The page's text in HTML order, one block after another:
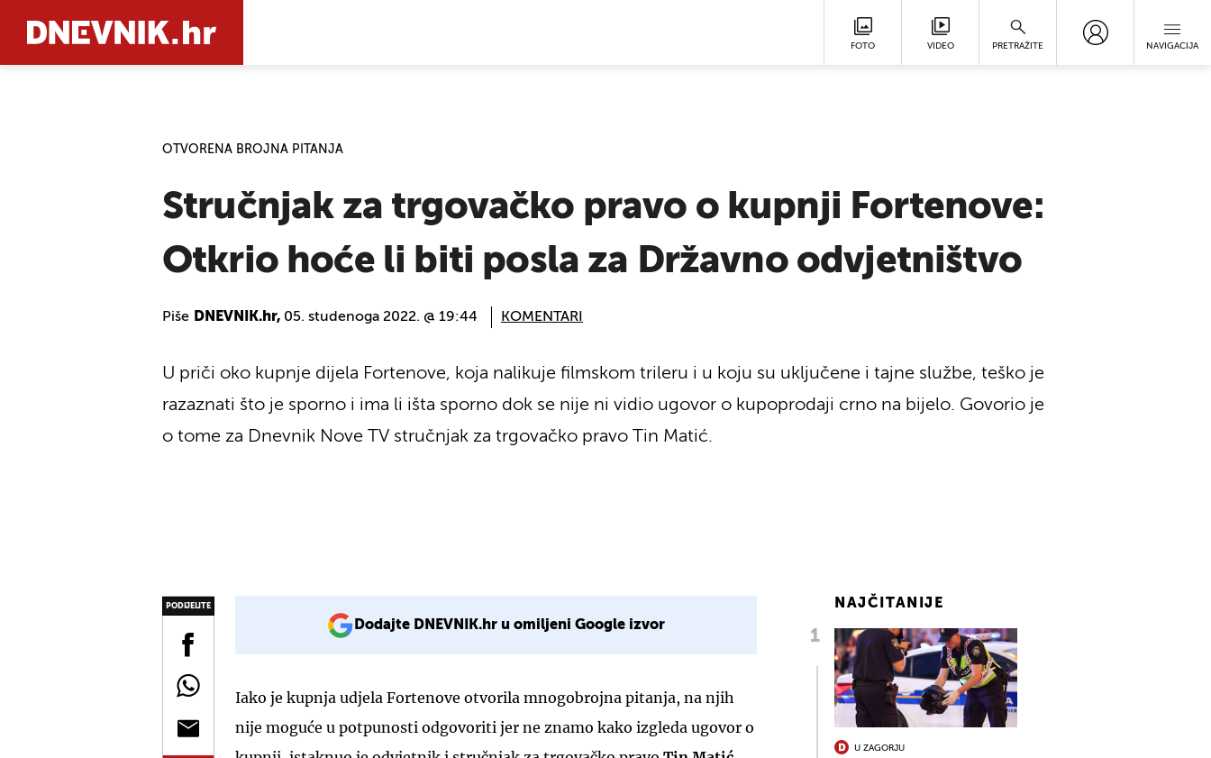
FOTO VIDEO PRETRAŽITE NAVIGACIJA
OTVORENA BROJNA PITANJA
Stručnjak za trgovačko pravo o kupnji Fortenove:
Otkrio hoće li biti posla za Državno odvjetništvo
Piše DNEVNIK.hr, 05. studenoga 2022. @ 19:44 KOMENTARI
U priči oko kupnje dijela Fortenove, koja nalikuje filmskom trileru i u koju su uključene i tajne službe, teško je
razaznati što je sporno i ima li išta sporno dok se nije ni vidio ugovor o kupoprodaji crno na bijelo. Govorio je
o tome za Dnevnik Nove TV stručnjak za trgovačko pravo Tin Matić.
PODIJELITE
Dodajte DNEVNIK.hr u omiljeni Google izvor
Iako je kupnja udjela Fortenove otvorila mnogobrojna pitanja, na njih
nije moguće u potpunosti odgovoriti jer ne znamo kako izgleda ugovor o
NAJČITANIJE
U ZAGORJU